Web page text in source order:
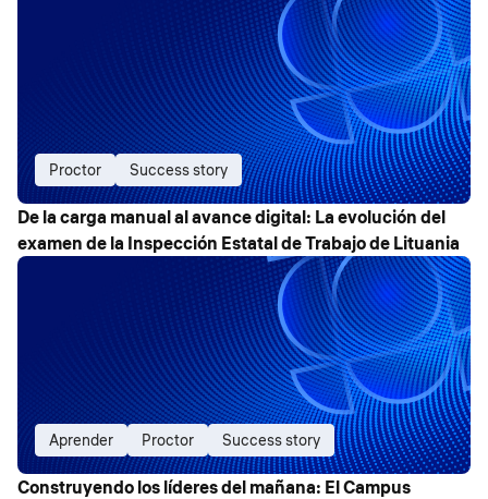
Proctor Success story
De la carga manual al avance digital: La evolución del
examen de la Inspección Estatal de Trabajo de Lituania
Aprender Proctor Success story
Construyendo los líderes del mañana: El Campus